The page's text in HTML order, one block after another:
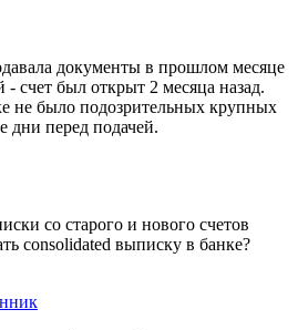
документы в прошлом месяце
- счет был открыт 2 месяца назад.
не было подозрительных крупных
дни перед подачей.
со старого и нового счетов
consolidated выписку в банке?